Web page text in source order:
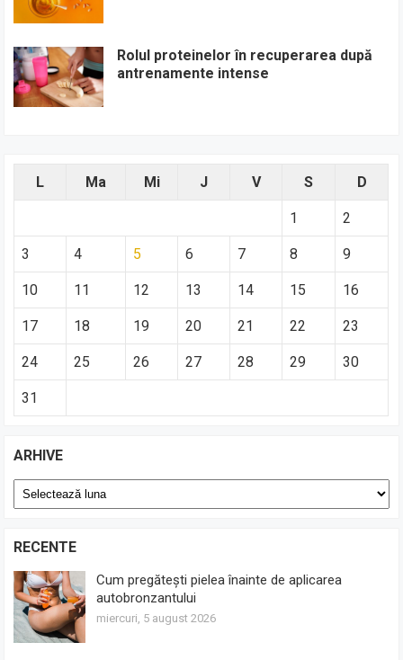
Rolul proteinelor în recuperarea după
antrenamente intense
L Ma Mi J V S D
1 2
3 4 5 6 7 8 9
10 11 12 13 14 15 16
17 18 19 20 21 22 23
24 25 26 27 28 29 30
31
ARHIVE
Arhive
RECENTE
Cum pregătești pielea înainte de aplicarea
autobronzantului
miercuri, 5 august 2026